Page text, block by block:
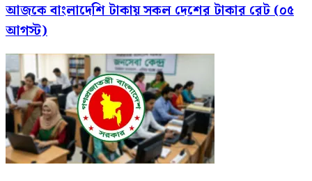
আজকে বাংলাদেশি টাকায় সকল দেশের টাকার রেট (০৫
আগস্ট)